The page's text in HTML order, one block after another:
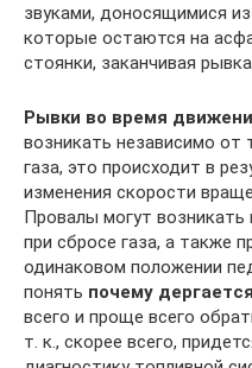
звуками, доносящимися
которые остаются на
стоянки, заканчивая
Рывки во время
возникать независимо от
газа, это происходит в
изменения скорости
Провалы могут возникать
при сбросе газа, а также
одинаковом положении
понять почему
всего и проще всего
т. к., скорее всего,